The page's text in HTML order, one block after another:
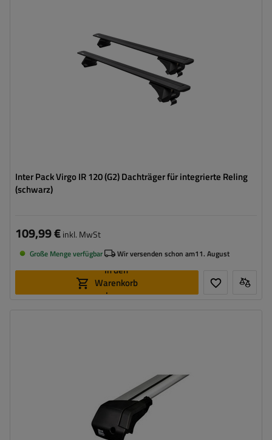
Inter Pack Virgo IR 120 (G2) Dachträger für integrierte Reling
(schwarz)
109,99 €inkl. MwSt
Große Menge verfügbar Wir versenden schon am11. August
In den
Warenkorb
legen